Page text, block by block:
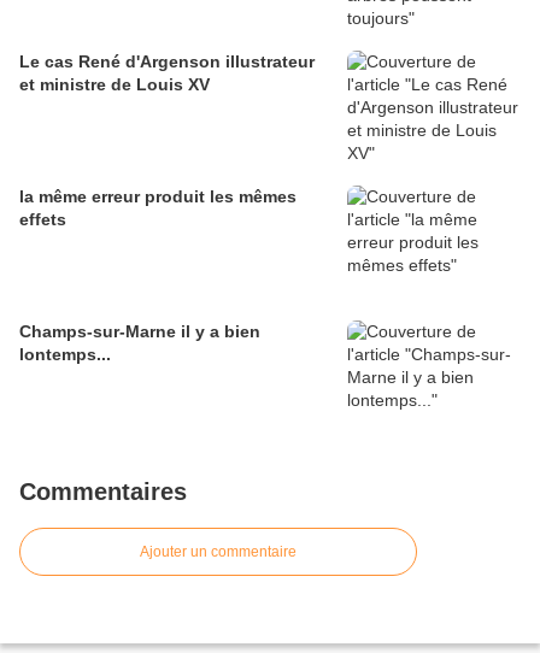
Le cas René d'Argenson illustrateur
et ministre de Louis XV
la même erreur produit les mêmes
effets
Champs-sur-Marne il y a bien
lontemps...
Commentaires
Ajouter un commentaire